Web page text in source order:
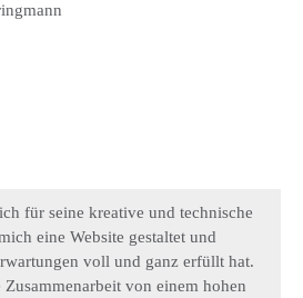
für seine kreative und technische
eine Website gestaltet und
voll und ganz erfüllt hat.
von einem hohen